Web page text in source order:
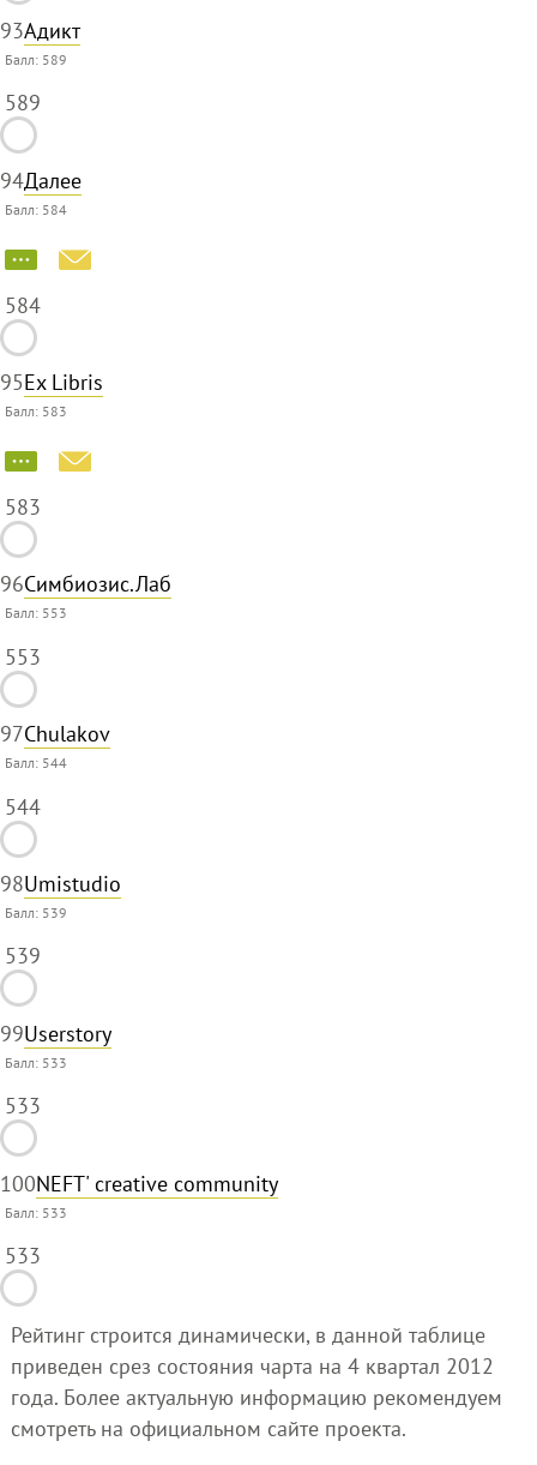
93Адикт
Балл: 589
589
94Далее
Балл: 584
584
95Ex Libris
Балл: 583
583
96Симбиозис.Лаб
Балл: 553
553
97Chulakov
Балл: 544
544
98Umistudio
Балл: 539
539
99Userstory
Балл: 533
533
100NEFT' creative community
Балл: 533
533
Рейтинг строится динамически, в данной таблице
приведен срез состояния чарта на 4 квартал 2012
года. Более актуальную информацию рекомендуем
смотреть на официальном сайте проекта.